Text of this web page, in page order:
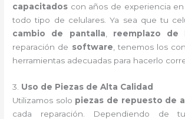
capacitados con años de experiencia
todo tipo de celulares. Ya sea que tu
cambio de pantalla
reemplazo de
reparación de software , tenemos los
herramientas adecuadas para hacerlo
3. Uso de Piezas de Alta Calidad
Utilizamos solo piezas de repuesto de
cada reparación. Dependiendo de